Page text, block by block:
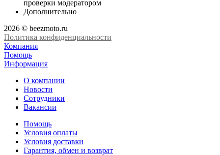
проверки модератором
Дополнительно
2026 © beezmoto.ru
Политика конфиденциальности
Компания
Помощь
Информация
О компании
Новости
Сотрудники
Вакансии
Помощь
Условия оплаты
Условия доставки
Гарантия, обмен и возврат